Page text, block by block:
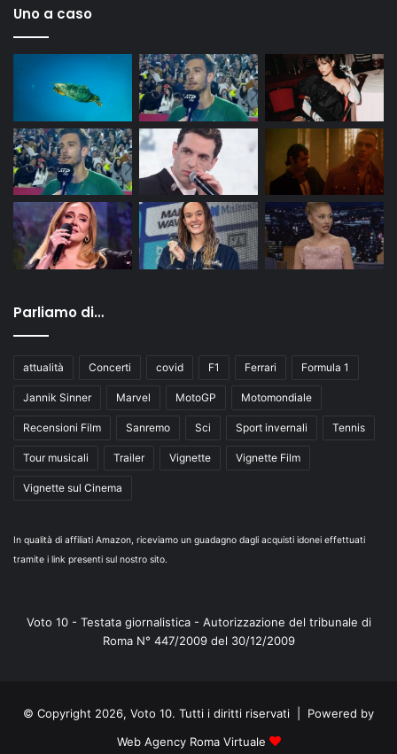
Uno a caso
Parliamo di…
attualità Concerti covid F1 Ferrari Formula 1
Jannik Sinner Marvel MotoGP Motomondiale
Recensioni Film Sanremo Sci Sport invernali Tennis
Tour musicali Trailer Vignette Vignette Film
Vignette sul Cinema
In qualità di affiliati Amazon, riceviamo un guadagno dagli acquisti idonei effettuati
tramite i link presenti sul nostro sito.
Voto 10 - Testata giornalistica - Autorizzazione del tribunale di
Roma N° 447/2009 del 30/12/2009
© Copyright 2026, Voto 10. Tutti i diritti riservati | Powered by
Web Agency Roma Virtuale